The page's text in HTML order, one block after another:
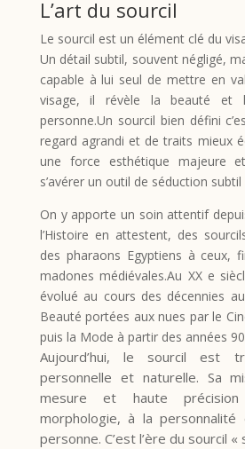
L’art du sourcil
Le sourcil est un élément clé du
Un détail subtil, souvent négligé,
capable à lui seul de mettre en
visage, il révèle la beauté et
personne.Un sourcil bien défini
regard agrandi et de traits mieux
une force esthétique majeure
s’avérer un outil de séduction
On y apporte un soin attentif
l’Histoire en attestent, des
des pharaons Egyptiens à ceux,
madones médiévales.Au XX e
évolué au cours des décennies
Beauté portées aux nues par le
puis la Mode à partir des années
Aujourd’hui, le sourcil est
personnelle et naturelle. Sa
mesure et haute
morphologie, à la
personne. C’est l’ère du sourcil